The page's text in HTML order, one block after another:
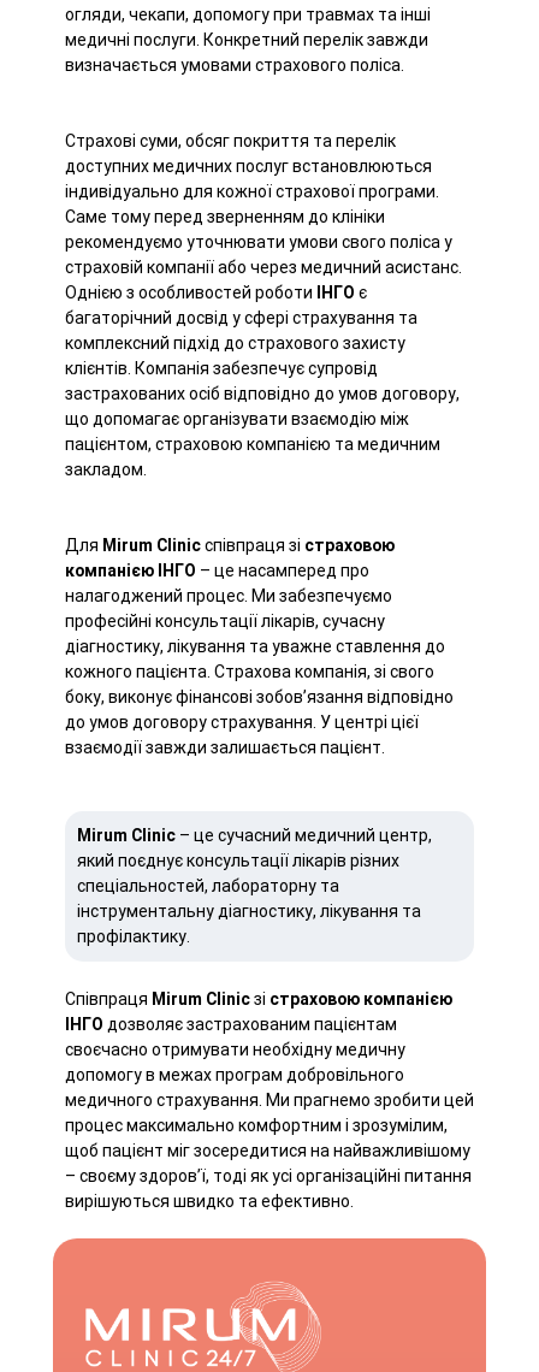
огляди, чекапи, допомогу при травмах та інші
медичні послуги. Конкретний перелік завжди
визначається умовами страхового поліса.
Страхові суми, обсяг покриття та перелік
доступних медичних послуг встановлюються
індивідуально для кожної страхової програми.
Саме тому перед зверненням до клініки
рекомендуємо уточнювати умови свого поліса у
страховій компанії або через медичний асистанс.
Однією з особливостей роботи
ІНГО є
багаторічний досвід у сфері страхування та
комплексний підхід до страхового захисту
клієнтів. Компанія забезпечує супровід
застрахованих осіб відповідно до умов договору,
що допомагає організувати взаємодію між
пацієнтом, страховою компанією та медичним
закладом.
Для Mirum Clinicспівпраця зі страховою
компанією ІНГО – це насамперед про
налагоджений процес. Ми забезпечуємо
професійні консультації лікарів, сучасну
діагностику, лікування та уважне ставлення до
кожного пацієнта. Страхова компанія, зі свого
боку, виконує фінансові зобов’язання відповідно
до умов договору страхування. У центрі цієї
взаємодії завжди залишається пацієнт.
Mirum Clinic – це сучасний медичний центр,
який поєднує консультації лікарів різних
спеціальностей, лабораторну та
інструментальну діагностику, лікування та
профілактику.
Співпраця Mirum Clinicзі страховою компанією
ІНГО дозволяє застрахованим пацієнтам
своєчасно отримувати необхідну медичну
допомогу в межах програм добровільного
медичного страхування. Ми прагнемо зробити цей
процес максимально комфортним і зрозумілим,
щоб пацієнт міг зосередитися на найважливішому
– своєму здоров’ї, тоді як усі організаційні питання
вирішуються швидко та ефективно.